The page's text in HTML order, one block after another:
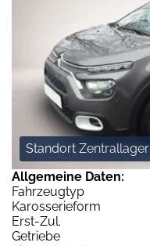
Standort Zentrallager
Allgemeine Daten:
Fahrzeugtyp
Karosserieform
Erst-Zul.
Getriebe